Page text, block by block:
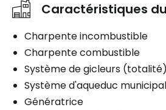
Caractéristiques
Charpente incombustible
Charpente combustible
Système de gicleurs (totalité)
Système d'aqueduc municipal
Génératrice